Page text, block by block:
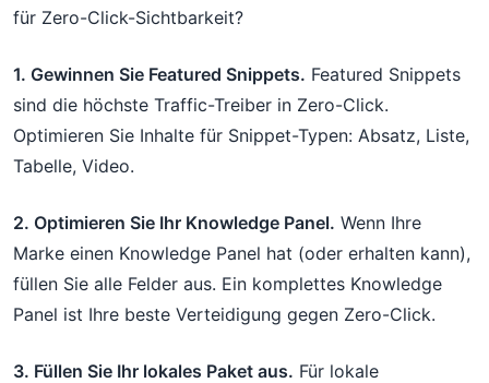
für Zero-Click-Sichtbarkeit?
1. Gewinnen Sie Featured Snippets. Featured Snippets
sind die höchste Traffic-Treiber in Zero-Click.
Optimieren Sie Inhalte für Snippet-Typen: Absatz, Liste,
Tabelle, Video.
2. Optimieren Sie Ihr Knowledge Panel. Wenn Ihre
Marke einen Knowledge Panel hat (oder erhalten kann),
füllen Sie alle Felder aus. Ein komplettes Knowledge
Panel ist Ihre beste Verteidigung gegen Zero-Click.
3. Füllen Sie Ihr lokales Paket aus. Für lokale